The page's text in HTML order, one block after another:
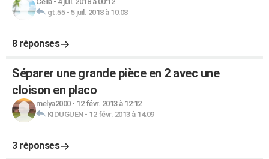
gt.55- 5 juil. 2018 à 10:08
8 réponses
Séparer une grande pièce en 2 avec une
cloison en placo
melya2000- 12 févr. 2013 à 12:12
KIDUGUEN- 12 févr. 2013 à 14:09
3 réponses